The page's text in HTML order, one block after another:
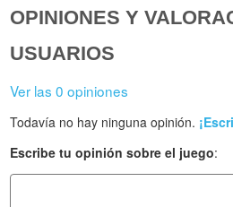
OPINIONES Y
USUARIOS
Ver las 0 opiniones
Todavía no hay ninguna opinión.
Escribe tu opinión sobre el juego: